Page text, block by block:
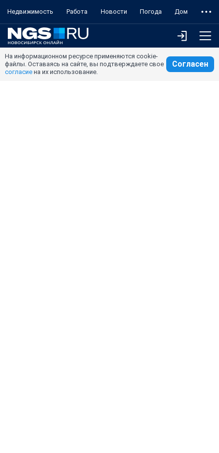
Недвижимость Работа Новости Погода Дом
На информационном ресурсе применяются cookie-
файлы. Оставаясь на сайте, вы подтверждаете свое
согласие на их использование.
Согласен